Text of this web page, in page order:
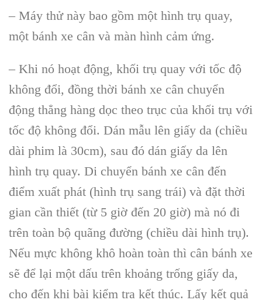
– Máy thử này bao gồm một hình trụ quay,
một bánh xe cân và màn hình cảm ứng.
– Khi nó hoạt động, khối trụ quay với tốc độ
không đổi, đồng thời bánh xe cân chuyển
động thẳng hàng dọc theo trục của khối trụ với
tốc độ không đổi. Dán mẫu lên giấy da (chiều
dài phim là 30cm), sau đó dán giấy da lên
hình trụ quay. Di chuyển bánh xe cân đến
điểm xuất phát (hình trụ sang trái) và đặt thời
gian cần thiết (từ 5 giờ đến 20 giờ) mà nó đi
trên toàn bộ quãng đường (chiều dài hình trụ).
Nếu mực không khô hoàn toàn thì cân bánh xe
sẽ để lại một dấu trên khoảng trống giấy da,
cho đến khi bài kiểm tra kết thúc. Lấy kết quả